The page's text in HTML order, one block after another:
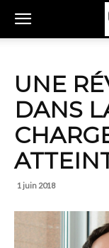
UNE
DANS
1 juin 2018